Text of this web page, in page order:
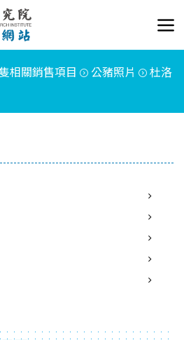
相關銷售項目 公豬照片
杜洛